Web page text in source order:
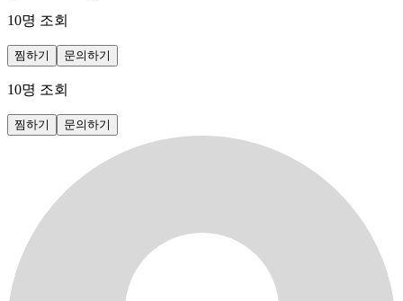
10명 조회
찜하기 문의하기
10명 조회
찜하기 문의하기